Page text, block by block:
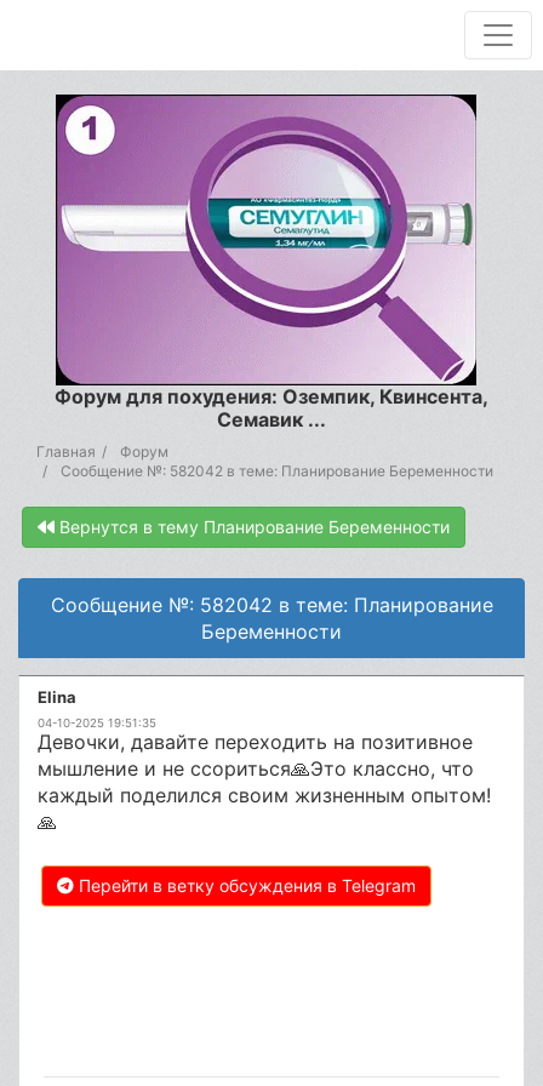
Форум для похудения: Оземпик, Квинсента,
Семавик ...
Главная
Форум
Сообщение №: 582042 в теме: Планирование Беременности
Вернутся в тему Планирование Беременности
Сообщение №: 582042 в теме: Планирование
Беременности
Elina
04-10-2025 19:51:35
Девочки, давайте переходить на позитивное
мышление и не ссориться🙏Это классно, что
каждый поделился своим жизненным опытом!
🙏
Перейти в ветку обсуждения в Telegram